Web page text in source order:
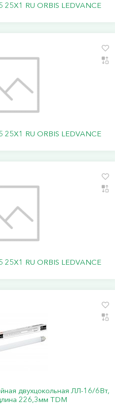
RU ORBIS LEDVANCE
RU ORBIS LEDVANCE
RU ORBIS LEDVANCE
двухцокольная ЛЛ-16/6Вт,
226,3мм TDM